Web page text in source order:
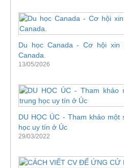
Du học Canada - Cơ hội xin
Canada.
13/05/2026
DU HỌC ÚC - Tham khảo
học uy tín ở Úc
29/03/2022